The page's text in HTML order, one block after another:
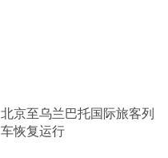
北京至乌兰巴托国际旅客列
车恢复运行